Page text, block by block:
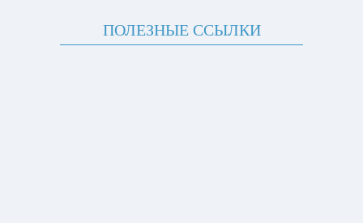
ПОЛЕЗНЫЕ ССЫЛКИ